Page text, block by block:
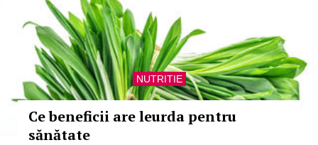
NUTRITIE
Ce beneficii are leurda pentru
sănătate